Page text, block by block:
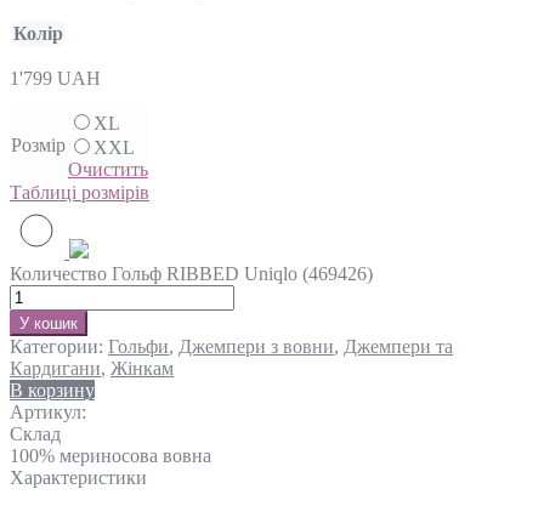
Колір
1'799 UAH
Розмір
XL
XXL
Очистить
Таблиці розмірів
Количество Гольф RIBBED Uniqlo (469426)
У кошик
Категории: Гольфи, Джемпери з вовни, Джемпери та
Кардигани, Жінкам
В корзину
Артикул:
Склад
100% мериносова вовна
Характеристики